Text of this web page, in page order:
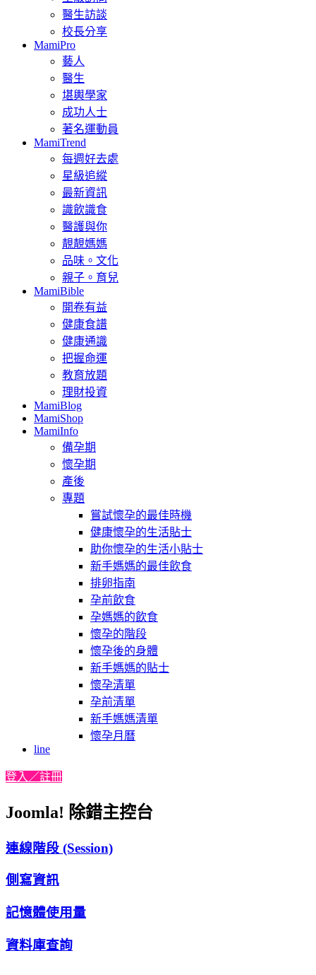
醫生訪談
校長分享
MamiPro
藝人
醫生
堪輿學家
成功人士
著名運動員
MamiTrend
每週好去處
星級追縱
最新資訊
識飲識食
醫護與你
靚靚媽媽
品味。文化
親子。育兒
MamiBible
開卷有益
健康食譜
健康通識
把握命運
教育放題
理財投資
MamiBlog
MamiShop
MamiInfo
備孕期
懷孕期
產後
專題
嘗試懷孕的最佳時機
健康懷孕的生活貼士
助你懷孕的生活小貼士
新手媽媽的最佳飲食
排卵指南
孕前飲食
孕媽媽的飲食
懷孕的階段
懷孕後的身體
新手媽媽的貼士
懷孕清單
孕前清單
新手媽媽清單
懷孕月曆
line
登入／註冊
Joomla! 除錯主控台
連線階段 (Session)
側寫資訊
記憶體使用量
資料庫查詢